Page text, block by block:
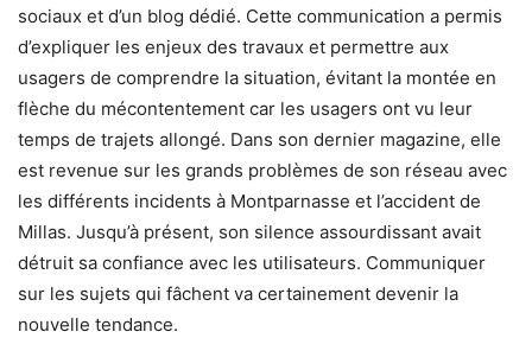
sociaux et d’un blog dédié. Cette communication a permis
d’expliquer les enjeux des travaux et permettre aux
usagers de comprendre la situation, évitant la montée en
flèche du mécontentement car les usagers ont vu leur
temps de trajets allongé. Dans son dernier magazine, elle
est revenue sur les grands problèmes de son réseau avec
les différents incidents à Montparnasse et l’accident de
Millas. Jusqu’à présent, son silence assourdissant avait
détruit sa confiance avec les utilisateurs. Communiquer
sur les sujets qui fâchent va certainement devenir la
nouvelle tendance.